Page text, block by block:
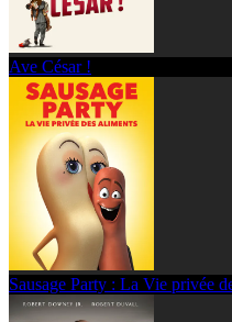
Ave César !
Sausage Party : La Vie privée